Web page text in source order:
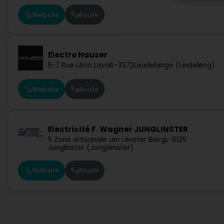
Website Route
Electro Hauser
5-7 Rue Léon LavalL-3372Leudelange (Leideleng)
Website Route
Electricité F. Wagner JUNGLINSTER
5 Zone artisanale um Lënster BiergL-6125
Junglinster (Jonglënster)
Website Route